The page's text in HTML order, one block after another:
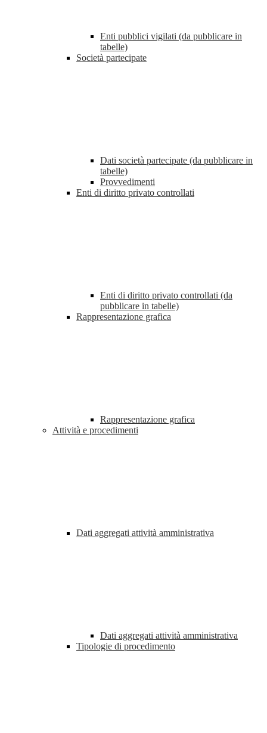
Enti pubblici vigilati (da pubblicare in
tabelle)
Società partecipate
Dati società partecipate (da pubblicare in
tabelle)
Provvedimenti
Enti di diritto privato controllati
Enti di diritto privato controllati (da
pubblicare in tabelle)
Rappresentazione grafica
Rappresentazione grafica
Attività e procedimenti
Dati aggregati attività amministrativa
Dati aggregati attività amministrativa
Tipologie di procedimento